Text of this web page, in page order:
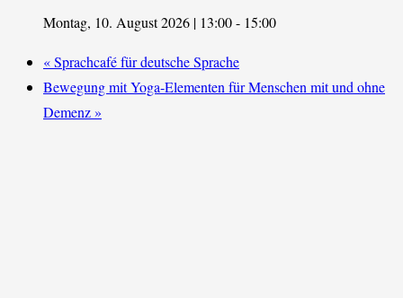
Montag, 10. August 2026 | 13:00- 15:00
«Sprachcafé für deutsche Sprache
Bewegung mit Yoga-Elementen für Menschen mit und ohne
Demenz»